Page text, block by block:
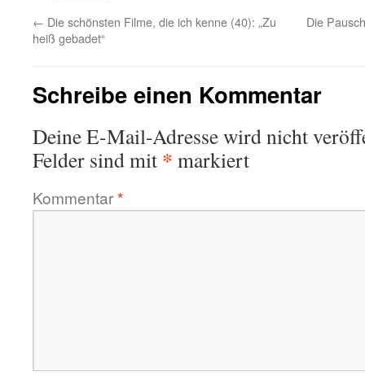
← Die schönsten Filme, die ich kenne (40): „Zu
heiß gebadet“
Die
Schreibe einen Kommentar
Deine E-Mail-Adresse wird nicht
Felder sind mit * markiert
Kommentar*